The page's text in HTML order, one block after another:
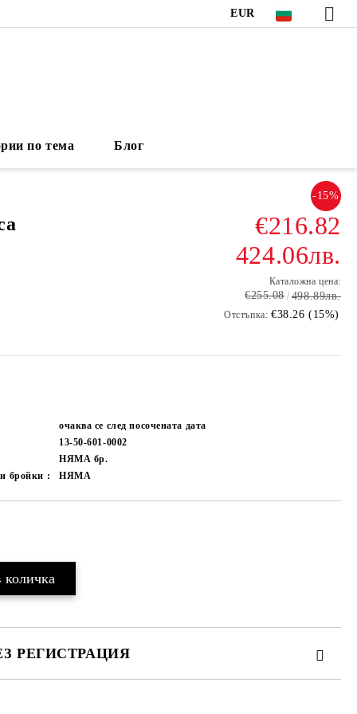
EUR
по тема Блог
-15%
€216.82
424.06лв.
Каталожна цена:
€255.08 498.89лв.
Отстъпка: €38.26 (15%)
очаква се след посочената дата
13-50-601-0002
НЯМА бр.
бройки :
НЯМА
РЕГИСТРАЦИЯ